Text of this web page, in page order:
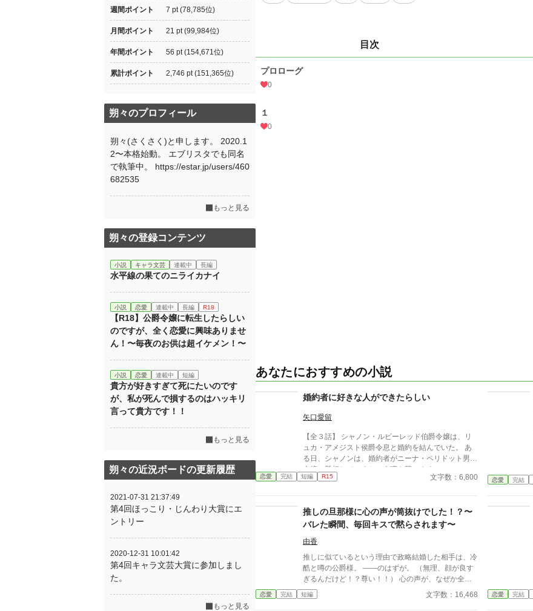
目次
プロローグ
0
１
0
あなたにおすすめの小説
婚約者に好きな人ができたらしい
矢口愛留
【全３話】 シャノン・ルビーレッド伯爵令嬢は、リ
ュカ・アメジスト侯爵令息と婚約を結んでいた。 あ
る日、シャノンは、婚約者がニーナ・ペリドット男爵
令嬢に懸想しているという噂を耳にする。 シャノン
は断罪を回避するため、リュカとの婚約を円満に解消
にも掲載しています。
恋愛 完結 短編 R15 文字数：6,800 恋愛 完結
推しの旦那様に心の声が筒抜けでした！？〜
バレた瞬間、毎回キスで黙らされます〜
由香
推しに似ているという理由で政略結婚した相手は、冷
酷と噂の公爵様。 ――のはずが。 （無理、顔が良す
ぎるんだけど！？尊い！！） 心の声が、なぜか全部
本人に聞こえていた。 必死に取り繕うも時すでに遅
し。 暴走する脳内実況を止めるたび、旦那様はなぜ
恋愛 完結 短編 文字数：16,468 恋愛 完結
週間ポイント 7 pt (78,785位)
月間ポイント 21 pt (99,984位)
年間ポイント 56 pt (154,671位)
累計ポイント 2,746 pt (151,365位)
朔々のプロフィール
朔々(さくさく)と申します。 2020.1
2〜本格始動。 エブリスタでも同名
で執筆中。 https://estar.jp/users/460
682535
もっと見る
朔々の登録コンテンツ
小説 キャラ文芸 連載中 長編
水平線の果てのニライカナイ
小説 恋愛 連載中 長編 R18
【R18】公爵令嬢に転生したらしい
のですが、全く恋愛に興味ありませ
ん！〜毎夜のお供は超イケメン！〜
小説 恋愛 連載中 短編
貴方が好きすぎて死にたいのです
が、私が死んで損するのはハッキリ
言って貴方です！！
もっと見る
朔々の近況ボードの更新履歴
2021-07-31 21:37:49
第4回ほっこり・じんわり大賞にエ
ントリー
2020-12-31 10:01:42
第4回キャラ文芸大賞に参加しまし
た。
もっと見る